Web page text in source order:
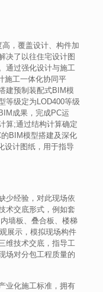
，覆盖设计、构件加
决了以往住宅设计图
通过强化设计与施工
施工一体化协同平
建预制装配式BIM模
等级定为LOD400等级
成果，完成PC运
算;通过结构计算确定
BIM模型搭建及深化
设计图纸，用于指导
少经验，对此现场依
术交底形式，例如套
墙板、叠合板、楼梯
展示，模拟现场构件
维技术交底，指导工
场对分包工程质量的
业化施工标准，拥有